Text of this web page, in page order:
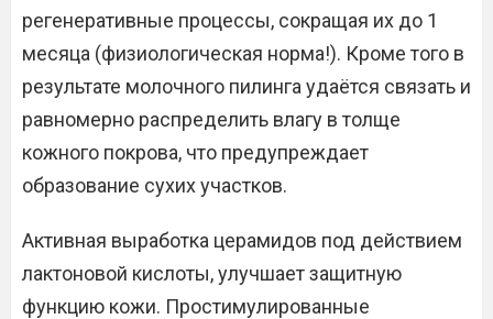
регенеративные процессы, сокращая их до 1
месяца (физиологическая норма!). Кроме того в
результате молочного пилинга удаётся связать и
равномерно распределить влагу в толще
кожного покрова, что предупреждает
образование сухих участков.
Активная выработка церамидов под действием
лактоновой кислоты, улучшает защитную
функцию кожи. Простимулированные